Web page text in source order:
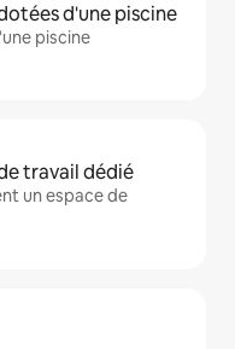
d'une piscine
piscine
travail dédié
un espace de